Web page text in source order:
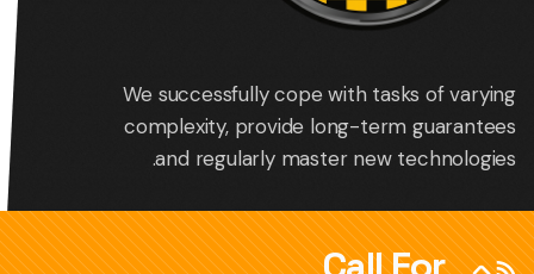
We successfully cope with tasks of varying
complexity, provide long-term guarantees
and regularly master new technologies.